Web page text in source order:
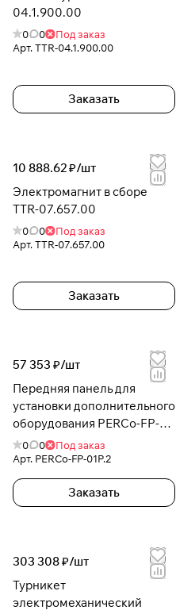
04.1.900.00
0 0
Под заказ
Арт.TTR-04.1.900.00
Заказать
10 888.62 ₽/шт
Электромагнит в сборе
TTR-07.657.00
0 0
Под заказ
Арт.TTR-07.657.00
Заказать
57 353 ₽/шт
Передняя панель для
установки дополнительного
оборудования PERCo-FP-
01P.2
0 0
Под заказ
Арт. PERCo-FP-01P.2
Заказать
303 308 ₽/шт
Турникет
электромеханический